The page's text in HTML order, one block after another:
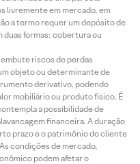
livremente em mercado, em
a termo requer um depósito de
duas formas: cobertura ou
riscos de perdas
objeto ou determinante de
derivativo, podendo
mobiliário ou produto físico. É
a possibilidade de
financeira. A duração
prazo e o patrimônio do cliente
condições de mercado,
podem afetar o